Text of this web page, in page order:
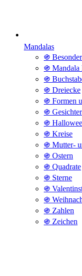
Mandalas
֍
֍ Mandala
֍
֍ Dreiecke
֍ Formen
֍ Gesichter
֍
֍ Kreise
֍ Mutter-
֍ Ostern
֍ Quadrate
֍ Sterne
֍
֍
֍ Zahlen
֍ Zeichen